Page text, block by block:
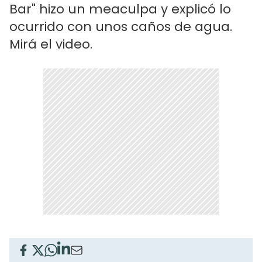
Bar" hizo un meaculpa y explicó lo
ocurrido con unos caños de agua.
Mirá el video.